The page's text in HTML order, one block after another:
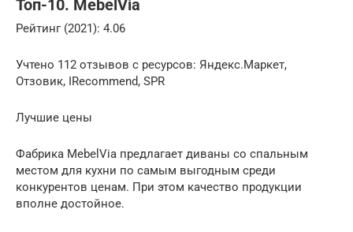
Топ-10. MebelVia
Рейтинг (2021): 4.06
Учтено 112 отзывов с ресурсов: Яндекс.Маркет,
Отзовик, IRecommend, SPR
Лучшие цены
Фабрика MebelVia предлагает диваны со спальным
местом для кухни по самым выгодным среди
конкурентов ценам. При этом качество продукции
вполне достойное.